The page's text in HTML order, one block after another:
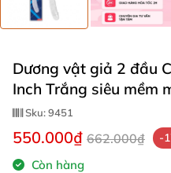
Dương vật giả 2 đầu
Inch Trắng siêu mềm
Sku:9451
550.000₫ 662.000₫ -
Còn hàng